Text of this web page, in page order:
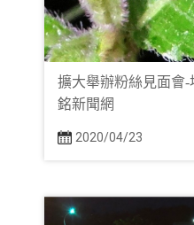
擴大舉辦粉絲見面會
銘新聞網
2020/04/23